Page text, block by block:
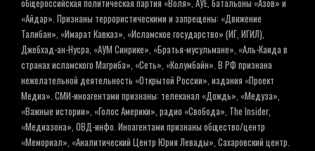
«Айдар». Признаны террористическими и запрещены: «Движение
Талибан», «Имарат Кавказ», «Исламское государство» (ИГ, ИГИЛ),
Джебхад-ан-Нусра, «АУМ Синрике», «Братья-мусульмане», «Аль-Каида в
странах исламского Магриба», «Сеть», «Колумбайн». В РФ признана
нежелательной деятельность «Открытой России», издания «Проект
Медиа». СМИ-иноагентами признаны: телеканал «Дождь», «Медуза»,
«Важные истории», «Голос Америки», радио «Свобода», The Insider,
«Медиазона», ОВД-инфо. Иноагентами признаны общество/центр
«Мемориал», «Аналитический Центр Юрия Левады», Сахаровский центр.